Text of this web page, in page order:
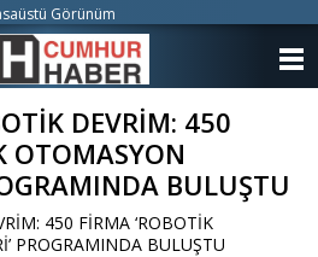
DEVRİM: 450
OTOMASYON
BULUŞTU
450 FİRMA ‘ROBOTİK
PROGRAMINDA BULUŞTU
Görünüm
KATEGORİLER
ANKETLER